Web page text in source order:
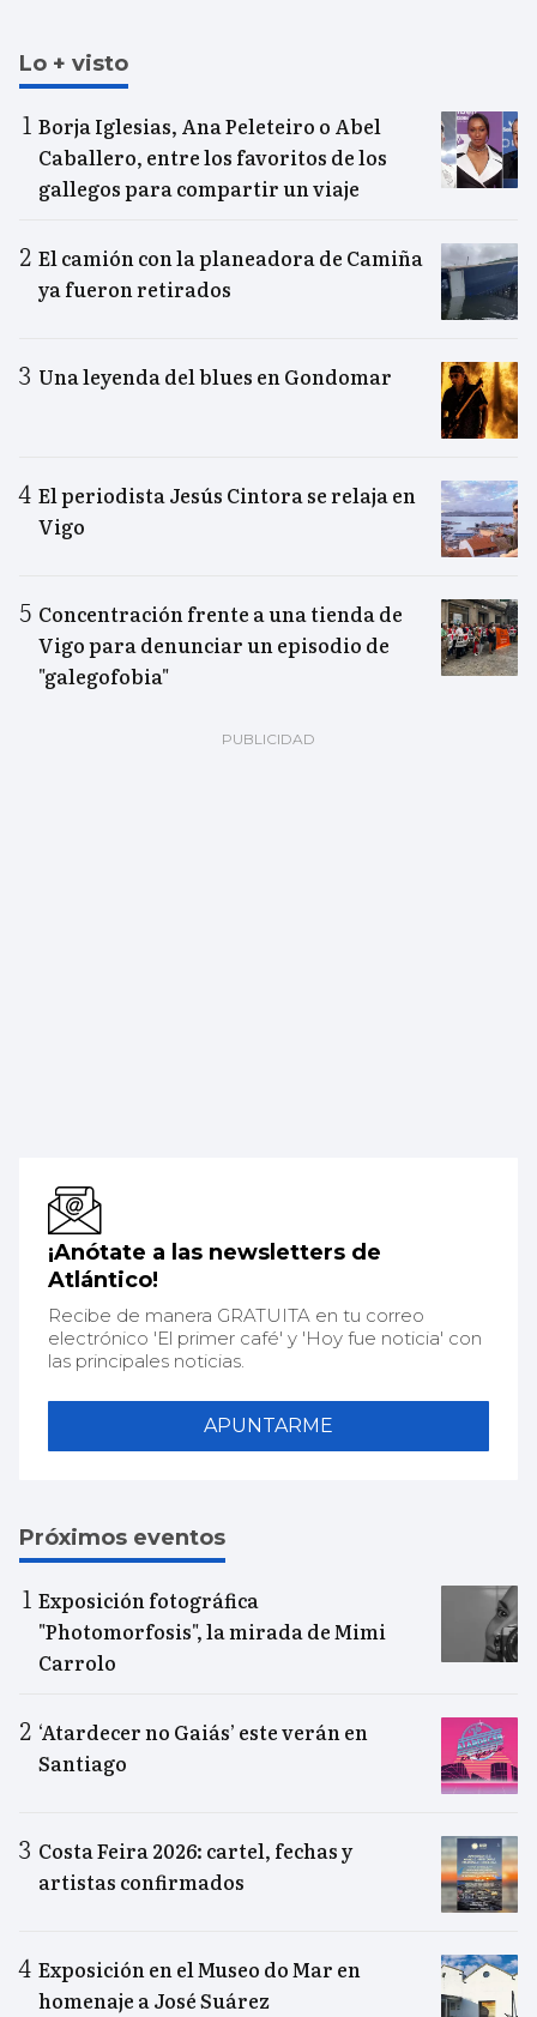
Lo + visto
Borja Iglesias, Ana Peleteiro o Abel
Caballero, entre los favoritos de los
gallegos para compartir un viaje
El camión con la planeadora de Camiña
ya fueron retirados
Una leyenda del blues en Gondomar
El periodista Jesús Cintora se relaja en
Vigo
Concentración frente a una tienda de
Vigo para denunciar un episodio de
"galegofobia"
¡Anótate a las newsletters de
Atlántico!
Recibe de manera GRATUITA en tu correo
electrónico 'El primer café' y 'Hoy fue noticia' con
las principales noticias.
APUNTARME
Próximos eventos
Exposición fotográfica
"Photomorfosis", la mirada de Mimi
Carrolo
‘Atardecer no Gaiás’ este verán en
Santiago
Costa Feira 2026: cartel, fechas y
artistas confirmados
Exposición en el Museo do Mar en
homenaje a José Suárez